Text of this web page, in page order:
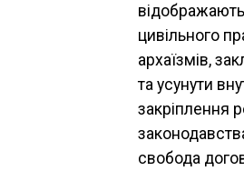
цивільного
архаїзмів,
та усунути
закріплення
свобода